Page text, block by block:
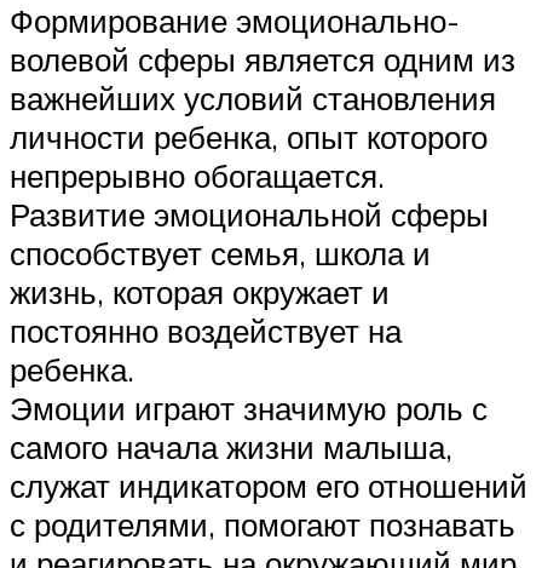
Формирование эмоционально-
волевой сферы является одним из
важнейших условий становления
личности ребенка, опыт которого
непрерывно обогащается.
Развитие эмоциональной сферы
способствует семья, школа и
жизнь, которая окружает и
постоянно воздействует на
ребенка.
Эмоции играют значимую роль с
самого начала жизни малыша,
служат индикатором его отношений
с родителями, помогают познавать